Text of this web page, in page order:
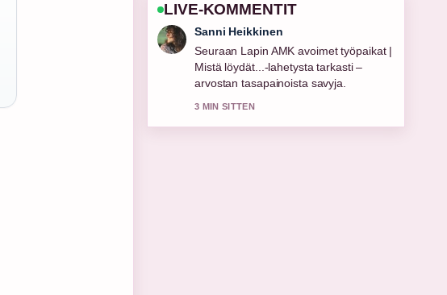
LIVE-KOMMENTIT
Mikael Laine
Hyvaa taustoitusta aiheesta Lapin AMK
avoimet työpaikat – hakuohjeet.
Pytkethan taman livesaikeen ajan